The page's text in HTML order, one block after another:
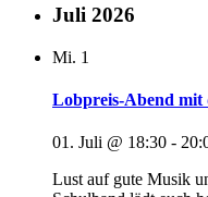
Juli 2026
Mi. 1
Lobpreis-Abend mit
01. Juli @ 18:30 -
Lust auf gute Musik